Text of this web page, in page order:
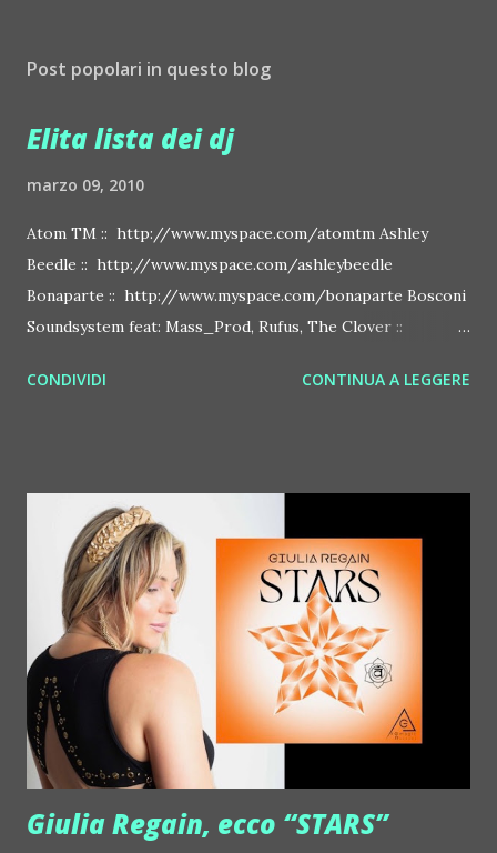
Post popolari in questo blog
Elita lista dei dj
marzo 09, 2010
Atom TM :: http://www.myspace.com/atomtm Ashley
Beedle :: http://www.myspace.com/ashleybeedle
Bonaparte :: http://www.myspace.com/bonaparte Bosconi
Soundsystem feat: Mass_Prod, Rufus, The Clover ::
http://www.myspace.com/benderbyetone Chapelier Fou ::
Deian :: http://www.myspace.com/deiansong Dixon ::
http://www.myspace.com/justdixon Frivolous ::
http://www.myspace.com/frivolouslive Frost ::
http://www.myspace.com/frostnorway Gonzales ::
http://www.myspace.com/gonzpiration Italian Laptop
Orchestra feat. Alessio Bertallot Jimmy Edgar ::
http://www.myspace.com/colorstrip Jon Hopkins ::
http://www.myspace.com/jonhopkins Le Luci della
Centrale Elettrica Loco Dice ::
http://www.myspace.com/locod...
CONDIVIDI CONTINUA A LEGGERE
Giulia Regain, ecco “STARS”